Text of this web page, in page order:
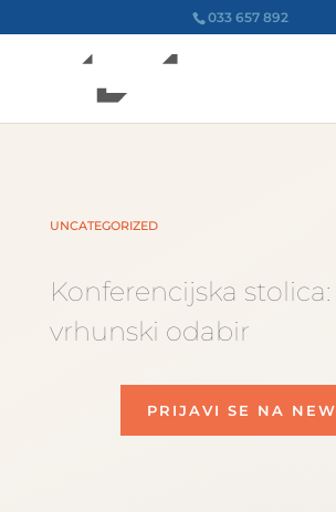
033 657 892
UNCATEGORIZED
Konferencijska
vrhunski odabir
PRIJAVI SE NA